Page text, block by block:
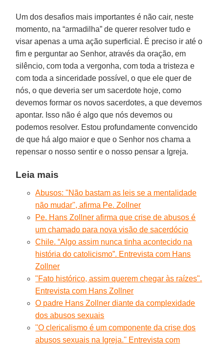
Um dos desafios mais importantes é não cair, neste
momento, na “armadilha” de querer resolver tudo e
visar apenas a uma ação superficial. É preciso ir até o
fim e perguntar ao Senhor, através da oração, em
silêncio, com toda a vergonha, com toda a tristeza e
com toda a sinceridade possível, o que ele quer de
nós, o que deveria ser um sacerdote hoje, como
devemos formar os novos sacerdotes, a que devemos
apontar. Isso não é algo que nós devemos ou
podemos resolver. Estou profundamente convencido
de que há algo maior e que o Senhor nos chama a
repensar o nosso sentir e o nosso pensar a Igreja.
Leia mais
Abusos: ''Não bastam as leis se a mentalidade
não mudar'', afirma Pe. Zollner
Pe. Hans Zollner afirma que crise de abusos é
um chamado para nova visão de sacerdócio
Chile. “Algo assim nunca tinha acontecido na
história do catolicismo”. Entrevista com Hans
Zollner
"Fato histórico, assim querem chegar às raízes".
Entrevista com Hans Zollner
O padre Hans Zollner diante da complexidade
dos abusos sexuais
''O clericalismo é um componente da crise dos
abusos sexuais na Igreja.'' Entrevista com